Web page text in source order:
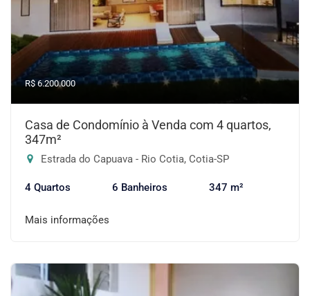
R$ 6.200.000
Casa de Condomínio à Venda com 4 quartos,
347m²
Estrada do Capuava - Rio Cotia, Cotia-SP
4 Quartos 6 Banheiros 347 m²
Mais informações